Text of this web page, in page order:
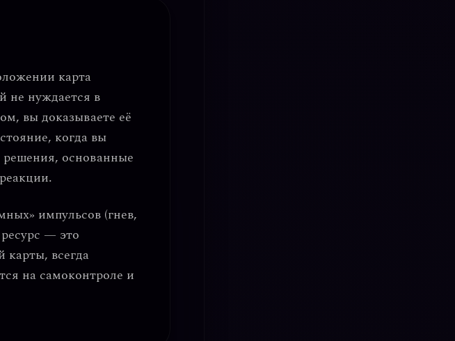
карта
не нуждается в
вы доказываете её
когда вы
решения, основанные
импульсов (гнев,
— это
всегда
на самоконтроле и